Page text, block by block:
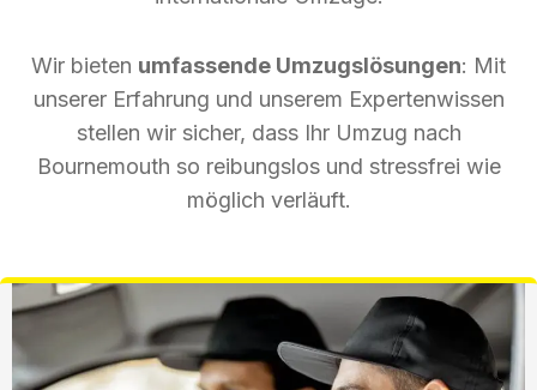
Wir bieten umfassende Umzugslösungen: Mit
unserer Erfahrung und unserem Expertenwissen
stellen wir sicher, dass Ihr Umzug nach
Bournemouth so reibungslos und stressfrei wie
möglich verläuft.